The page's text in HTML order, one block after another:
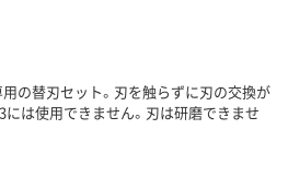
用の替刃セット。刃を触らずに刃の交換が
には使用できません。刃は研磨できませ